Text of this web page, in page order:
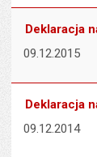
Deklaracja
09.12.2015
Deklaracja
09.12.2014